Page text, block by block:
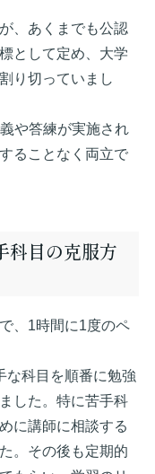
、あくまでも公認
として定め、大学
り切っていまし
や答練が実施され
ることなく両立で
科目の克服方
、1時間に1度のペ
な科目を順番に勉強
した。特に苦手科
に講師に相談する
。その後も定期的